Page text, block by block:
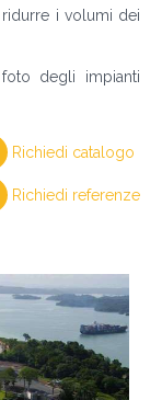
i volumi dei
degli impianti
Richiedi catalogo
Richiedi referenze